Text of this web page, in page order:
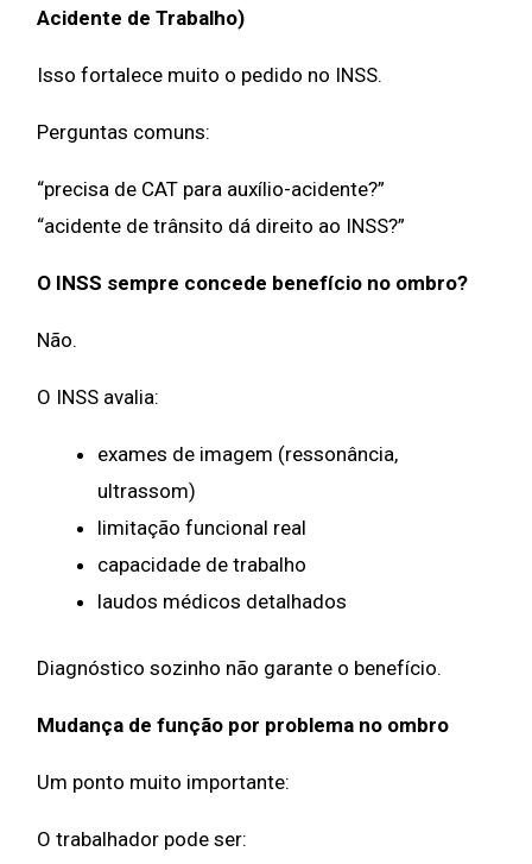
Acidente de Trabalho)
Isso fortalece muito o pedido no INSS.
Perguntas comuns:
“precisa de CAT para auxílio-acidente?”
“acidente de trânsito dá direito ao INSS?”
O INSS sempre concede benefício no ombro?
Não.
O INSS avalia:
exames de imagem (ressonância,
ultrassom)
limitação funcional real
capacidade de trabalho
laudos médicos detalhados
Diagnóstico sozinho não garante o benefício.
Mudança de função por problema no ombro
Um ponto muito importante:
O trabalhador pode ser: